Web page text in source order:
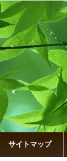
サイトマップ